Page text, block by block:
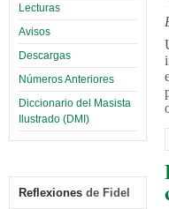
Lecturas
Avisos
Descargas
Números Anteriores
Diccionario del Masista
Ilustrado (DMI)
Reflexiones de Fidel